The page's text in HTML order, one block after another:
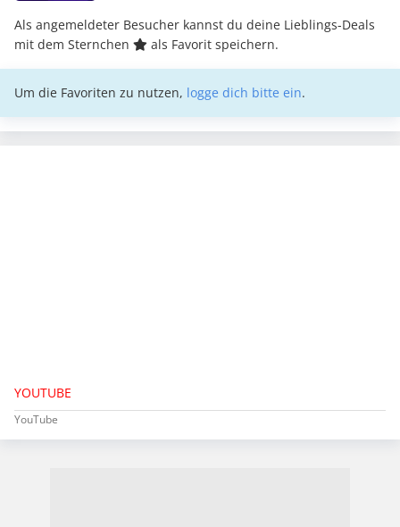
Als angemeldeter Besucher kannst du deine Lieblings-Deals
mit dem Sternchen
als Favorit speichern.
Um die Favoriten zu nutzen, logge dich bitte ein.
YOUTUBE
YouTube